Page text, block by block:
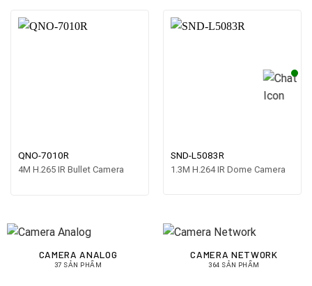
QNO-7010R
4M H.265 IR Bullet Camera
SND-L5083R
1.3M H.264 IR Dome Camera
CAMERA ANALOG
37 SẢN PHẨM
CAMERA NETWORK
364 SẢN PHẨM